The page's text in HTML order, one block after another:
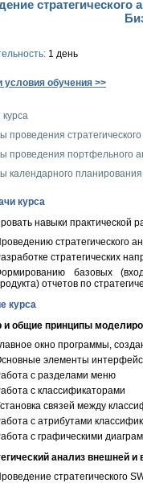
стратегического
1 день
обучения >>
проведения
проведения портфельного
календарного
курса
навыки практической
стратегического
стратегических
базовых
отчетов по
курса
и общие принципы
окно программы,
элементы
с разделами меню
с классификаторами
связей между
с атрибутами
с графическими
анализ внешней и
стратегического